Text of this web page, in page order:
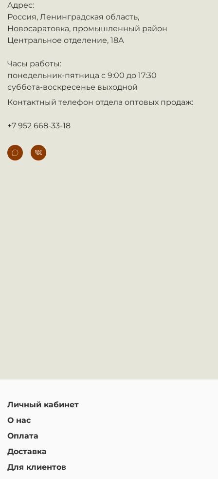
Адрес:
Россия, Ленинградская область,
Новосаратовка, промышленный район
Центральное отделение, 18А
Часы работы:
понедельник-пятница с 9:00 до 17:30
суббота-воскресенье выходной
Контактный телефон отдела оптовых продаж:
+7 952 668-33-18
Личный кабинет
О нас
Оплата
Доставка
Для клиентов